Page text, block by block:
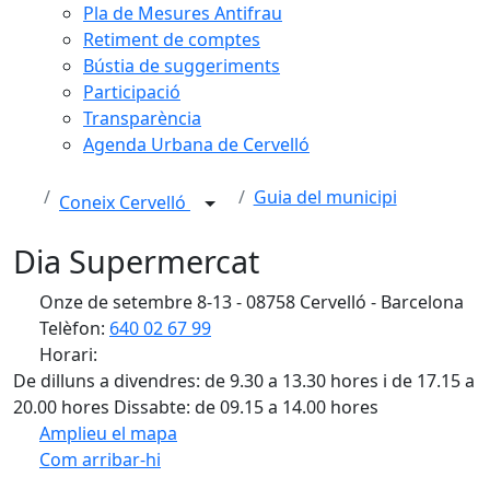
Pla de Mesures Antifrau
Retiment de comptes
Bústia de suggeriments
Participació
Transparència
Agenda Urbana de Cervelló
Coneix Cervelló Guia del municipi
Dia Supermercat
Onze de setembre 8-13 - 08758 Cervelló - Barcelona
Telèfon: 640 02 67 99
Horari:
De dilluns a divendres: de 9.30 a 13.30 hores i de 17.15 a
20.00 hores Dissabte: de 09.15 a 14.00 hores
Amplieu el mapa
Com arribar-hi